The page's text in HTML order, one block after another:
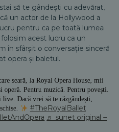
să te gândești cu adevărat,
un actor de la Hollywood a
pentru ca pe toată lumea
acest lucru ca un
în sfârșit o conversație sinceră
opera și baletul.
seară, la Royal Opera House, mii
operă. Pentru muzică. Pentru povești.
Dacă vrei să te răzgândești,
#TheRoyalBallet
♬ sunet original –